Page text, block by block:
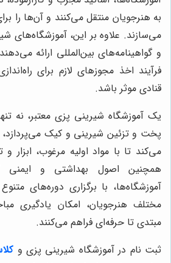
به هنرجویان منتقل می‌کنند و آن‌ها را
می‌سازند. علاوه بر این، آموزشگاه‌های
و گواهینامه‌های بین‌المللی ارائه
فرآیند اخذ مجوزهای لازم برای
قنادی موثر باشد.
یک آموزشگاه شیرینی پزی معتبر، نه
پخت و تزئین شیرینی و کیک
می‌کند تا با مواد اولیه مرغوب، ابزار
همچنین اصول بهداشتی و ایمنی
آموزشگاه‌ها، با برگزاری دوره‌های
مختلف هنرجویان، امکان یادگیری
مبتدی تا حرفه‌ای فراهم می‌کنند.
ثبت نام در آموزشگاه شیرینی پزی و